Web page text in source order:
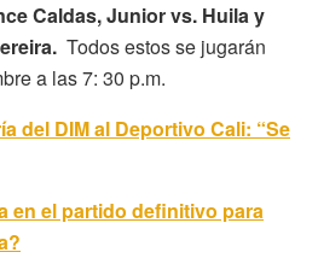
Caldas, Junior vs. Huila y
Todos estos se jugarán
a las 7: 30 p.m.
del DIM al Deportivo Cali: “Se
en el partido definitivo para